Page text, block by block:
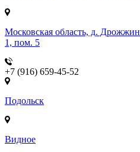
Московская область, д.
1, пом. 5
+7 (916) 659-45-52
Подольск
Видное